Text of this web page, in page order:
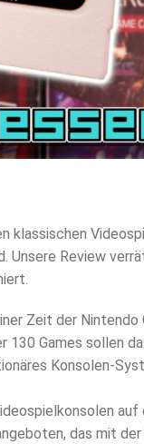
klassischen
Unsere Review
Zeit der Nintendo
Games sollen
Konsolen-
auf
das mit der